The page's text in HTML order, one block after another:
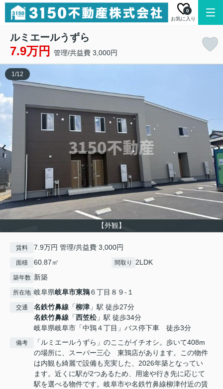
お気に入り
0
ルミエールうずら
7.9万円 管理/共益費 3,000円
【外観】
1/12
賃料 7.9万円 管理/共益費 3,000円
面積 60.87㎡ 間取り 2LDK
築年数 新築
所在地 岐阜県岐阜市東鶉６丁目８９-１
交通 名鉄竹鼻線 「柳津 」駅 徒歩27分
名鉄竹鼻線 「西笠松」駅 徒歩34分
岐阜県岐阜市「中鶉４丁目」バス停下車 徒歩3分
備考
「ルミエールうずら」のここがイチオシ。歩いて408m
の場所に、スーパー三心 東鶉店があります。この物件
は内観も綺麗で設備も充実した、2026年築となってい
ます。近くに駅が2つあるため、用途や行き先に応じて
駅を選べる物件です。岐阜市や名鉄竹鼻線柳津付近の賃